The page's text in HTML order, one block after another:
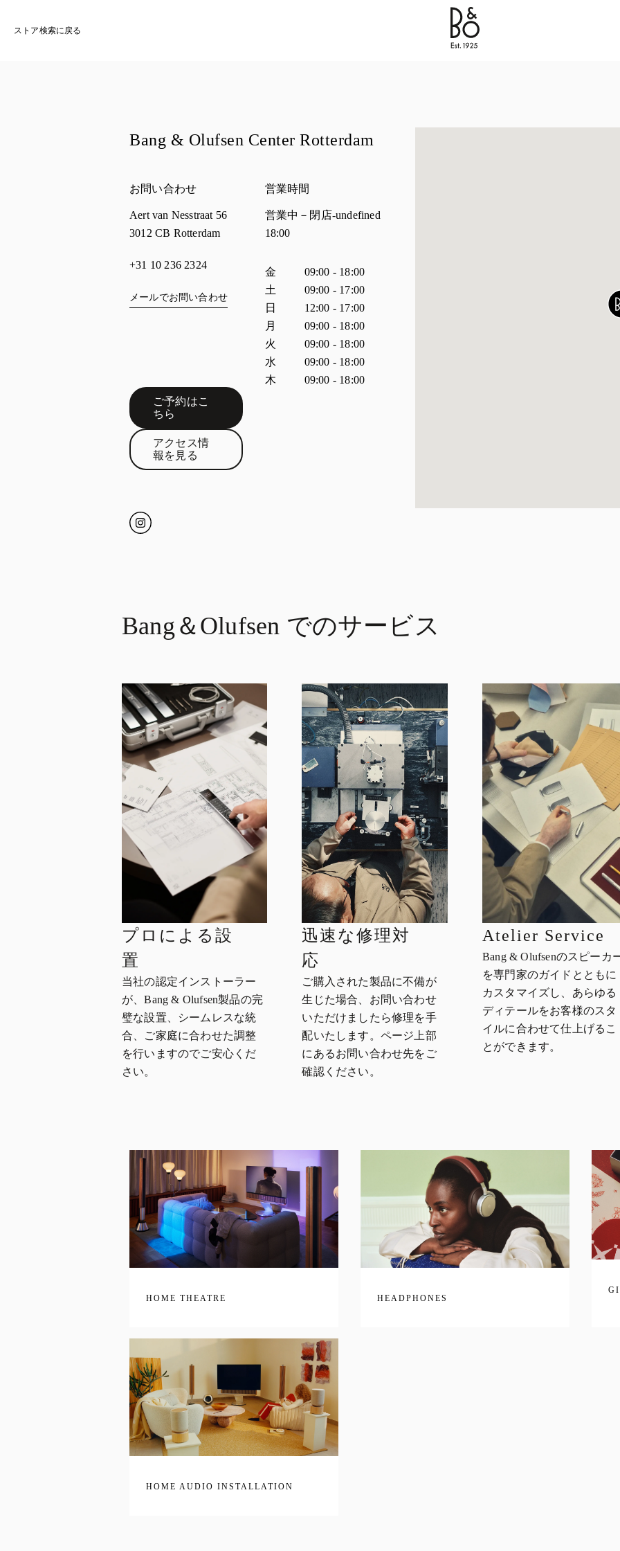
ストア検索に戻る
Bang & Olufsen - Exist to Create
Bang & Olufsen Center Rotterdam
お問い合わせ
Aert van Nesstraat 56
3012 CB Rotterdam
+31 10 236 2324
メールでお問い合わせ
ご予約はこ
ちら
Link Opens in New Tab
アクセス情
報を見るLink Opens in New Tab
Click to open Instagram
Link Opens in New Tab
営業時間
営業中－閉店-undefined
18:00
曜日 営業時間
金 09:00 - 18:00
土
09:00 - 17:00
日
12:00 - 17:00
月
09:00 - 18:00
火
09:00 - 18:00
水
09:00 - 18:00
木
09:00 - 18:00
Bang＆Olufsen でのサービス
プロによる設
置
当社の認定インストーラー
が、Bang & Olufsen製品の完
璧な設置、シームレスな統
合、ご家庭に合わせた調整
を行いますのでご安心くだ
さい。
迅速な修理対
応
ご購入された製品に不備が
生じた場合、お問い合わせ
いただけましたら修理を手
配いたします。ページ上部
にあるお問い合わせ先をご
確認ください。
Atelier Service
Bang & Olufsenのスピーカ
を専門家のガイドとともに
カスタマイズし、あらゆる
ディテールをお客様のスタ
イルに合わせて仕上げるこ
とができます。
HOME THEATRE HEADPHONES
HOME AUDIO INSTALLATION